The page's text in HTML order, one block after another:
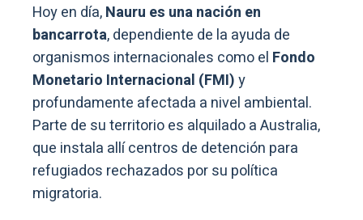
Hoy en día,Nauru es una nación en
bancarrota, dependiente de la ayuda de
organismos internacionales como el Fondo
Monetario Internacional (FMI)y
profundamente afectada a nivel ambiental.
Parte de su territorio es alquilado a Australia,
que instala allí centros de detención para
refugiados rechazados por su política
migratoria.